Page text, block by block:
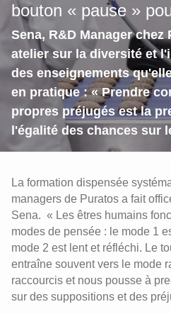
bouton « pause »
Sena, R&D Manager
atelier sur la diversité et
des enseignements
en pratique : « Prendre
propres préjugés est la
l'égalité des chances sur
La formation dispensée
managers de Puratos a fait
Sena. « Les êtres humains
modes de pensée : le mode 1
mode 2 est lent et réfléchi. Le
entraîne souvent vers le mode
raccourcis et nous pousse à
sur des suppositions et des